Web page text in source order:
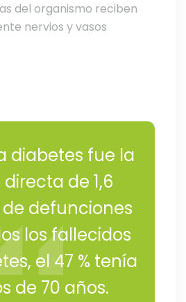
del organismo reciben
nervios y vasos
diabetes fue la
de 1,6
defunciones
los fallecidos
el 47 % tenía
de 70 años.